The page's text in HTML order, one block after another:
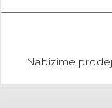
Nabízíme